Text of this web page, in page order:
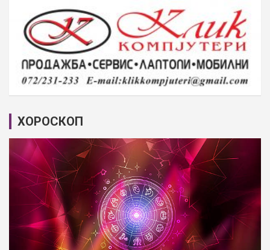
ХОРОСКОП